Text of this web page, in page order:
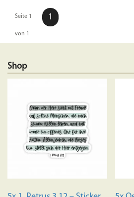
Seite 1
von 1
1
Shop